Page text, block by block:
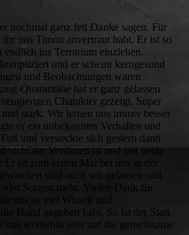
nochmal ganz fett Danke sagen. Für
uns Timon anvertraut habt. Er ist so
ins Terrarium einziehen.
und er scheint kerngesund
und Beobachtungen waren
Quarantäne hat er ganz gelassen
neugierigen Charakter gezeigt. Super
stark. Wir lernen uns immer besser
er ein unbekanntes Verhalten und
und versteckte sich gestern dann
nicht am Verdauen ist und seit heute
Er ist zum ersten Mal bei uns in der
sind auch wir gelassen und
Sorgen mehr. Vielen Dank für
uns so viel Wissen und
Hand gegeben habt. So ist der Start
uns weiterhin sehr auf die gemeinsame